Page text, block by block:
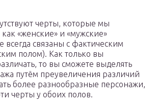
черты, которые мы
«женские» и «мужские»
всегда связаны с фактическим
полом). Как только вы
то вы сможете выделять
путём преувеличения различий
более разнообразные персонажи,
черты у обоих полов.